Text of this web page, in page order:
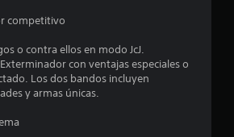
i
competitivo
o contra ellos en modo JcJ.
con ventajas especiales o
Los dos bandos incluyen
y armas únicas.